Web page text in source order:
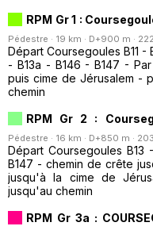
RPM Gr 1 :
Pédestre · 19 km · D+900 m ·
Départ Coursegoules B11 -
- B13a - B146 - B147 -
puis cime de Jérusalem -
chemin
RPM Gr 2 :
Pédestre · 16 km · D+850 m ·
Départ Coursegoules
B147 - chemin de crête
jusqu'à la cime de
jusqu'au chemin
RPM Gr 3a :